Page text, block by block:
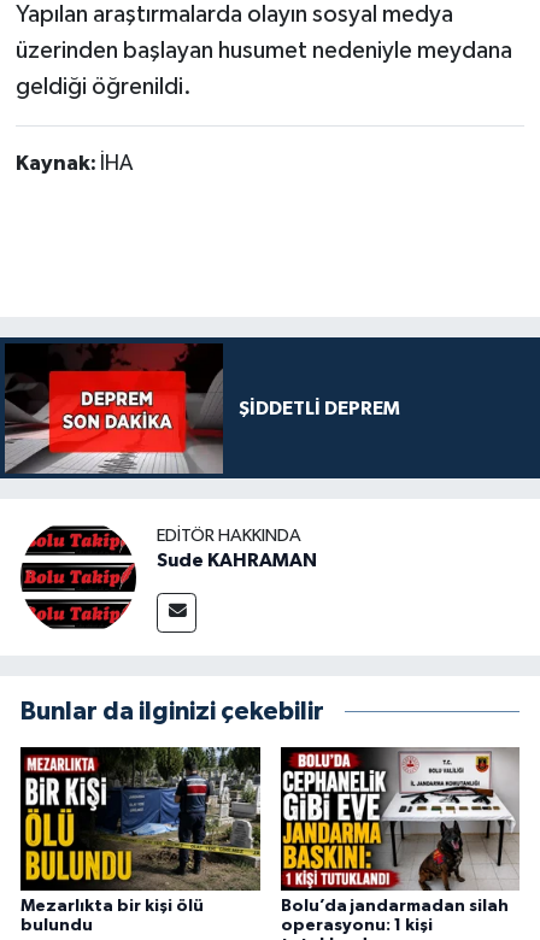
Yapılan araştırmalarda olayın sosyal medya
üzerinden başlayan husumet nedeniyle meydana
geldiği öğrenildi.
Kaynak: İHA
ŞİDDETLİ DEPREM
EDITÖR HAKKINDA
Sude KAHRAMAN
Bunlar da ilginizi çekebilir
Mezarlıkta bir kişi ölü
bulundu
Bolu’da jandarmadan silah
operasyonu: 1 kişi